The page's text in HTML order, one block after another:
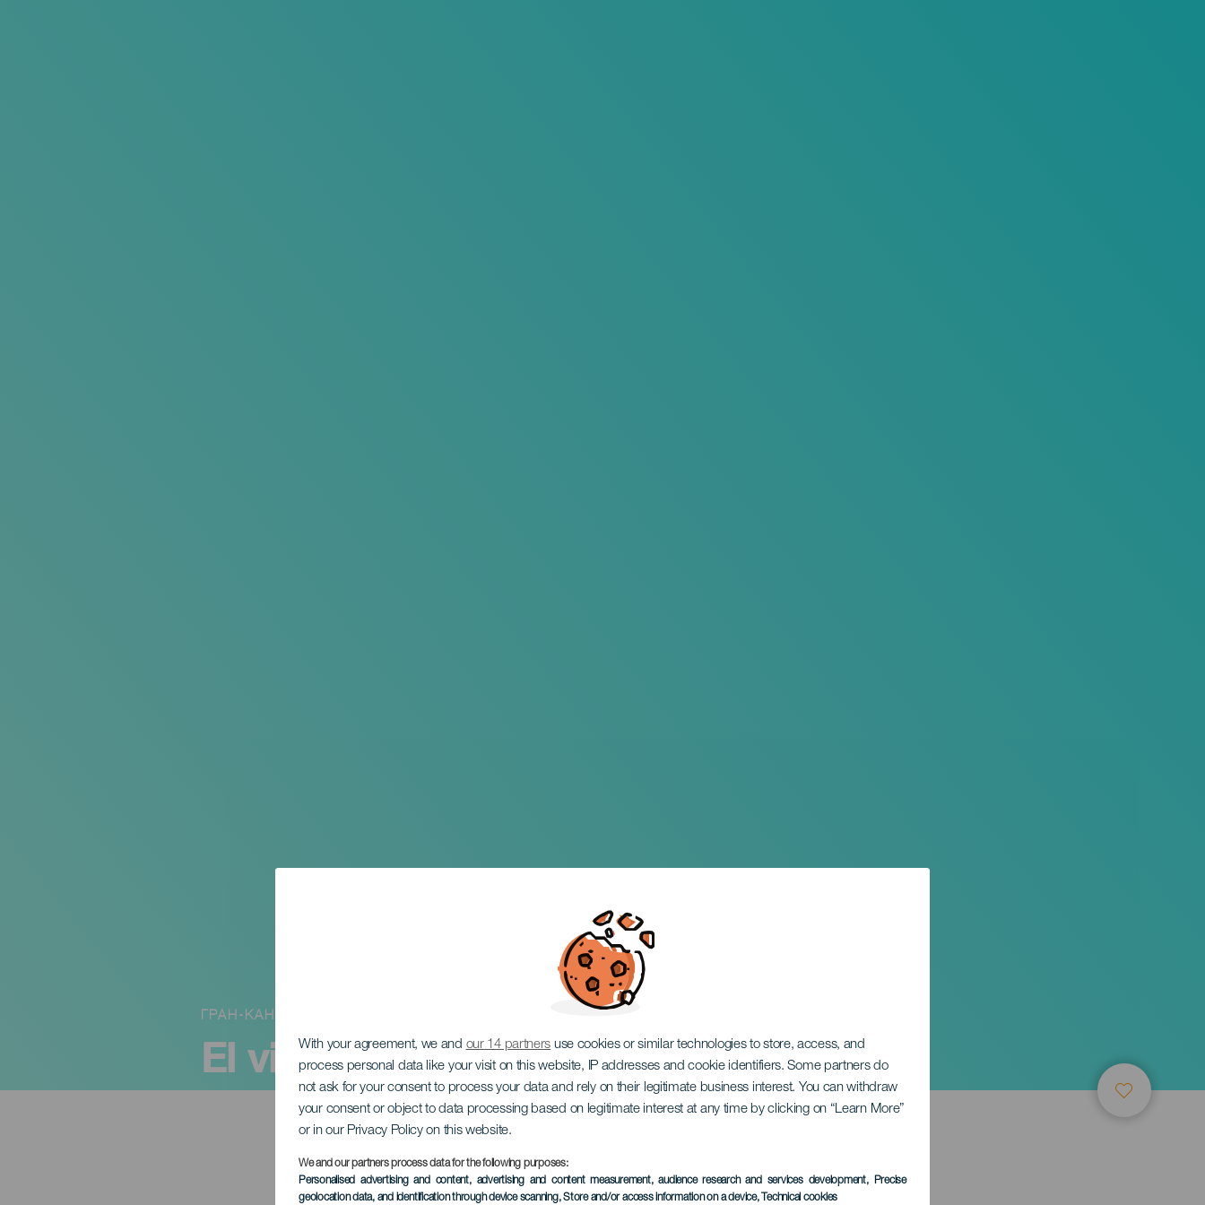
With your agreement, we and our 14 partners use cookies or similar technologies to store, access, and
process personal data like your visit on this website, IP addresses and cookie identifiers. Some partners do
not ask for your consent to process your data and rely on their legitimate business interest. You can withdraw
your consent or object to data processing based on legitimate interest at any time by clicking on “Learn More”
or in our Privacy Policy on this website.
We and our partners process data for the following purposes:
Personalised advertising and content, advertising and content measurement, audience research and services development, Precise
geolocation data, and identification through device scanning, Store and/or access information on a device, Technical cookies
El viaje de Chihiro
ГРАН-КАНАРИЯ
ПРОШЕДШЕЕ МЕРОПРИЯТИЕ